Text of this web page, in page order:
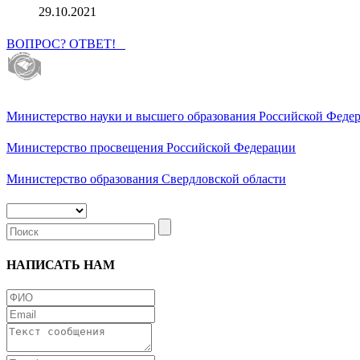
29.10.2021
ВОПРОС? ОТВЕТ!
Министерство науки и высшего образования Российской
Министерство просвещения Российской Федерации
Министерство образования Свердловской области
НАПИСАТЬ НАМ